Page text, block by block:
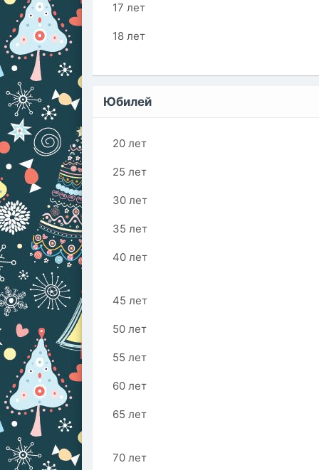
17 лет
18 лет
Юбилей
20 лет
25 лет
30 лет
35 лет
40 лет
45 лет
50 лет
55 лет
60 лет
65 лет
70 лет